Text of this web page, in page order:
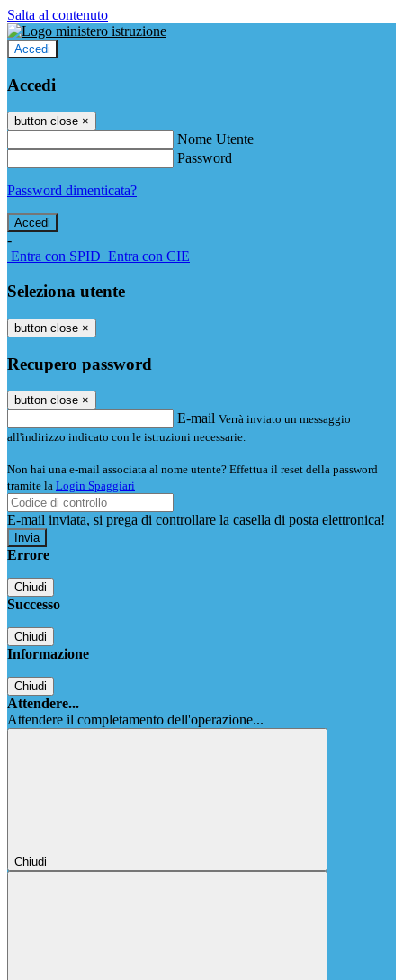
Salta al contenuto
Accedi
Accedi
button close ×
Nome Utente
Password
Password dimenticata?
-
Entra con SPID Entra con CIE
Seleziona utente
button close ×
Recupero password
button close ×
E-mail Verrà inviato un messaggio
all'indirizzo indicato con le istruzioni necessarie.
Non hai una e-mail associata al nome utente? Effettua il reset della password
tramite la Login Spaggiari
E-mail inviata, si prega di controllare la casella di posta elettronica!
Errore
Chiudi
Successo
Chiudi
Informazione
Chiudi
Attendere...
Attendere il completamento dell'operazione...
Chiudi